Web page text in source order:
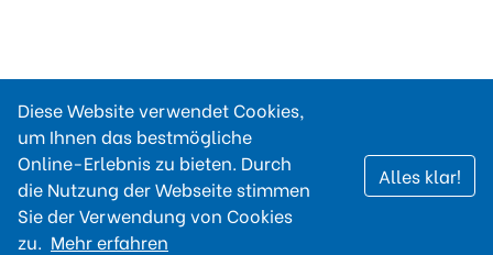
Diese Website verwendet Cookies,
um Ihnen das bestmögliche
Online-Erlebnis zu bieten. Durch
die Nutzung der Webseite stimmen
Sie der Verwendung von Cookies
zu. Mehr erfahren
Alles klar!